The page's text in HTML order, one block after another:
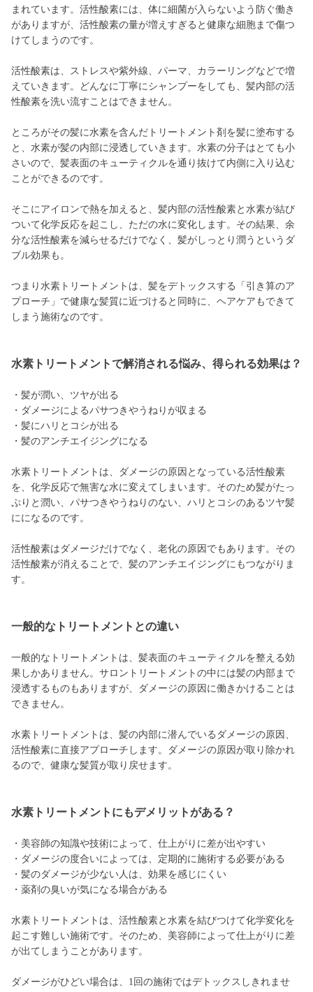
まれています。活性酸素には、体に細菌が入らないよう防ぐ働き
がありますが、活性酸素の量が増えすぎると健康な細胞まで傷つ
けてしまうのです。
活性酸素は、ストレスや紫外線、パーマ、カラーリングなどで増
えていきます。どんなに丁寧にシャンプーをしても、髪内部の活
性酸素を洗い流すことはできません。
ところがその髪に水素を含んだトリートメント剤を髪に塗布する
と、水素が髪の内部に浸透していきます。水素の分子はとても小
さいので、髪表面のキューティクルを通り抜けて内側に入り込む
ことができるのです。
そこにアイロンで熱を加えると、髪内部の活性酸素と水素が結び
ついて化学反応を起こし、ただの水に変化します。その結果、余
分な活性酸素を減らせるだけでなく、髪がしっとり潤うというダ
ブル効果も。
つまり水素トリートメントは、髪をデトックスする「引き算のア
プローチ」で健康な髪質に近づけると同時に、ヘアケアもできて
しまう施術なのです。
水素トリートメントで解消される悩み、得られる効果は？
・髪が潤い、ツヤが出る
・ダメージによるパサつきやうねりが収まる
・髪にハリとコシが出る
・髪のアンチエイジングになる
水素トリートメントは、ダメージの原因となっている活性酸素
を、化学反応で無害な水に変えてしまいます。そのため髪がたっ
ぷりと潤い、パサつきやうねりのない、ハリとコシのあるツヤ髪
にになるのです。
活性酸素はダメージだけでなく、老化の原因でもあります。その
活性酸素が消えることで、髪のアンチエイジングにもつながりま
す。
一般的なトリートメントとの違い
一般的なトリートメントは、髪表面のキューティクルを整える効
果しかありません。サロントリートメントの中には髪の内部まで
浸透するものもありますが、ダメージの原因に働きかけることは
できません。
水素トリートメントは、髪の内部に潜んでいるダメージの原因、
活性酸素に直接アプローチします。ダメージの原因が取り除かれ
るので、健康な髪質が取り戻せます。
水素トリートメントにもデメリットがある？
・美容師の知識や技術によって、仕上がりに差が出やすい
・ダメージの度合いによっては、定期的に施術する必要がある
・髪のダメージが少ない人は、効果を感じにくい
・薬剤の臭いが気になる場合がある
水素トリートメントは、活性酸素と水素を結びつけて化学変化を
起こす難しい施術です。そのため、美容師によって仕上がりに差
が出てしまうことがあります。
ダメージがひどい場合は、1回の施術ではデトックスしきれませ